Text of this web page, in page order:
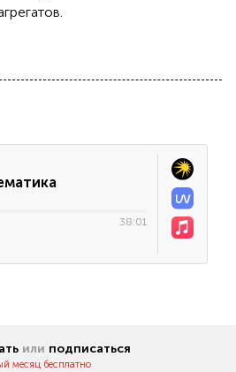
38:01
или подписаться
месяц бесплатно